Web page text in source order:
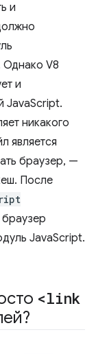
и
Однако V8
и
JavaScript.
никакого
является
браузер, —
После
JavaScript.
<link